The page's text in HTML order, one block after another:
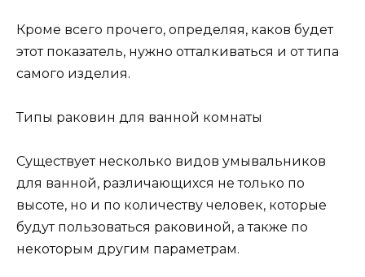
Кроме всего прочего, определяя, каков будет
этот показатель, нужно отталкиваться и от типа
самого изделия.
Типы раковин для ванной комнаты
Существует несколько видов умывальников
для ванной, различающихся не только по
высоте, но и по количеству человек, которые
будут пользоваться раковиной, а также по
некоторым другим параметрам.